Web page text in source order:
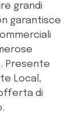
grandi
garantisce
Presente
Local,
di